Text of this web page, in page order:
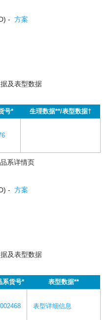
- 方案
及表型数据
号* 生理数据**/表型数据†
系详情页
- 方案
及表型数据
系货号* 表型数据**
002468 表型详细信息